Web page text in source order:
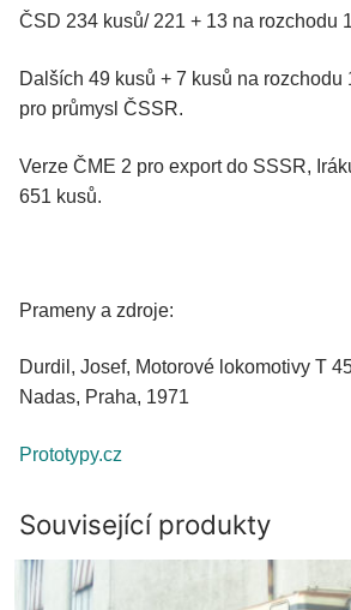
ČSD 234 kusů/ 221 + 13 na rozchodu
Dalších 49 kusů + 7 kusů na rozchodu
pro průmysl ČSSR.
Verze ČME 2 pro export do SSSR,
651 kusů.
Prameny a zdroje:
Durdil, Josef, Motorové lokomotivy T
Nadas, Praha, 1971
Prototypy.cz
Související produkty